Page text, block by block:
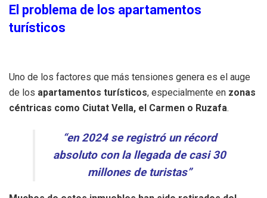
El problema de los apartamentos
turísticos
Uno de los factores que más tensiones genera es el auge
de los apartamentos turísticos, especialmente en zonas
céntricas como Ciutat Vella, el Carmen o Ruzafa.
“en 2024 se registró un récord
absoluto con la llegada de casi 30
millones de turistas”